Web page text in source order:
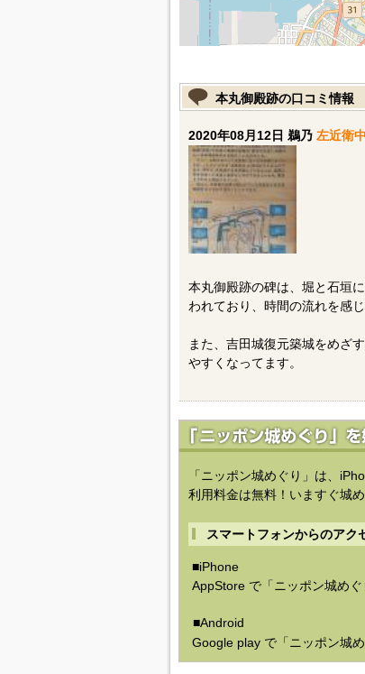
本丸御殿跡の口コミ情報
2020年08月12日 鵜乃 左近衛
本丸御殿跡の碑は、堀と石垣
われており、時間の流れを感じ
また、吉田城復元築城をめざ
やすくなってます。
「ニッポン城めぐり」は、
利用料金は無料！いますぐ城
スマートフォンからのアク
■iPhone
AppStore で「ニッポン城めぐ
■Android
Google play で「ニッポン城め